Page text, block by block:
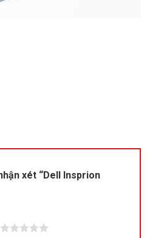
xét “Dell Insprion